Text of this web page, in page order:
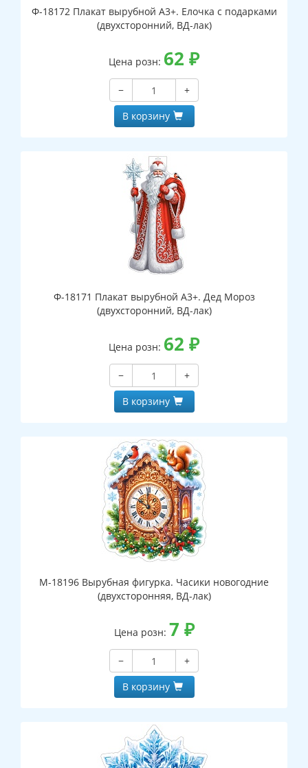
Ф-18172 Плакат вырубной А3+. Елочка с подарками
(двухсторонний, ВД-лак)
Цена розн: 62 ₽
−
+
В корзину
Ф-18171 Плакат вырубной А3+. Дед Мороз
(двухсторонний, ВД-лак)
Цена розн: 62 ₽
−
+
В корзину
М-18196 Вырубная фигурка. Часики новогодние
(двухсторонняя, ВД-лак)
Цена розн: 7 ₽
−
+
В корзину